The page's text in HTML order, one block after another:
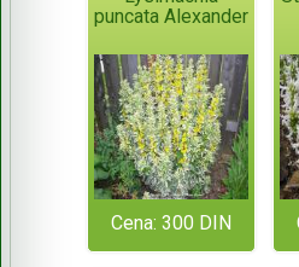
puncata Alexander
Cena: 300 DIN